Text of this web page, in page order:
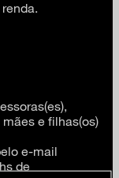
e filhas(os)
e-mail
de